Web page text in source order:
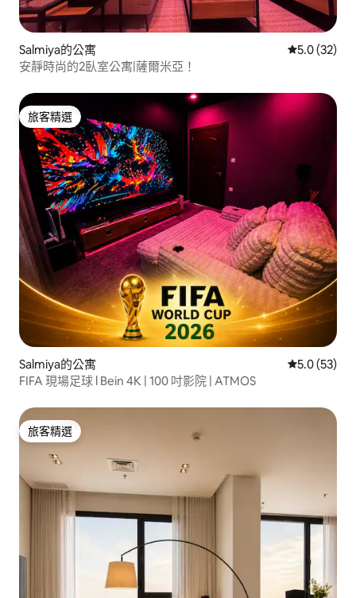
Salmiya的公寓 從 32 則評
5.0 (32)
安靜時尚的2臥室公寓|薩爾米亞！
旅客精選
旅客精選
Salmiya的公寓 從 53 則評
5.0 (53)
FIFA 現場足球 l Bein 4K | 100 吋影院 | ATMOS
旅客精選
旅客精選